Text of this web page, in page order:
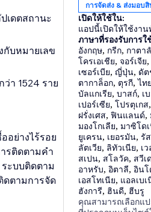
เดตสถานะ
กับหมายเลข
า 1524 ราย
อย่างไร้รอย
รติดตามคำ
ะบบติดตาม
ดตามการจัด
การจัดส่ง & ส่งมอบ
เปิดให้ใช้ใน:
แอปนี้เปิดให้ใช้งา
ภาษาที่รองรับการ
อังกฤษ, กรีก, กาตา
โครเอเชีย,จอร์เจีย
เซอร์เบีย,ญี่ปุ่น, ดั
ตากาล็อก, ตุรกี,ไทย
บัลแกเรีย,บาสก์, เ
เปอร์เซีย,โปรตุเกส
ฝรั่งเศส,ฟินแลนด์,
มองโกเลีย,มาซิโด
ยูเครน, เยอรมัน,รั
ลัตเวีย, ลิทัวเนีย, เ
สเปน, สโลวัค, สวีเ
อาหรับ,อิตาลี,อินโ
เอสโทเนีย, แอลเบเ
ฮังการี, ฮินดี, ฮีบรู
คุณสามารถเลือกแ